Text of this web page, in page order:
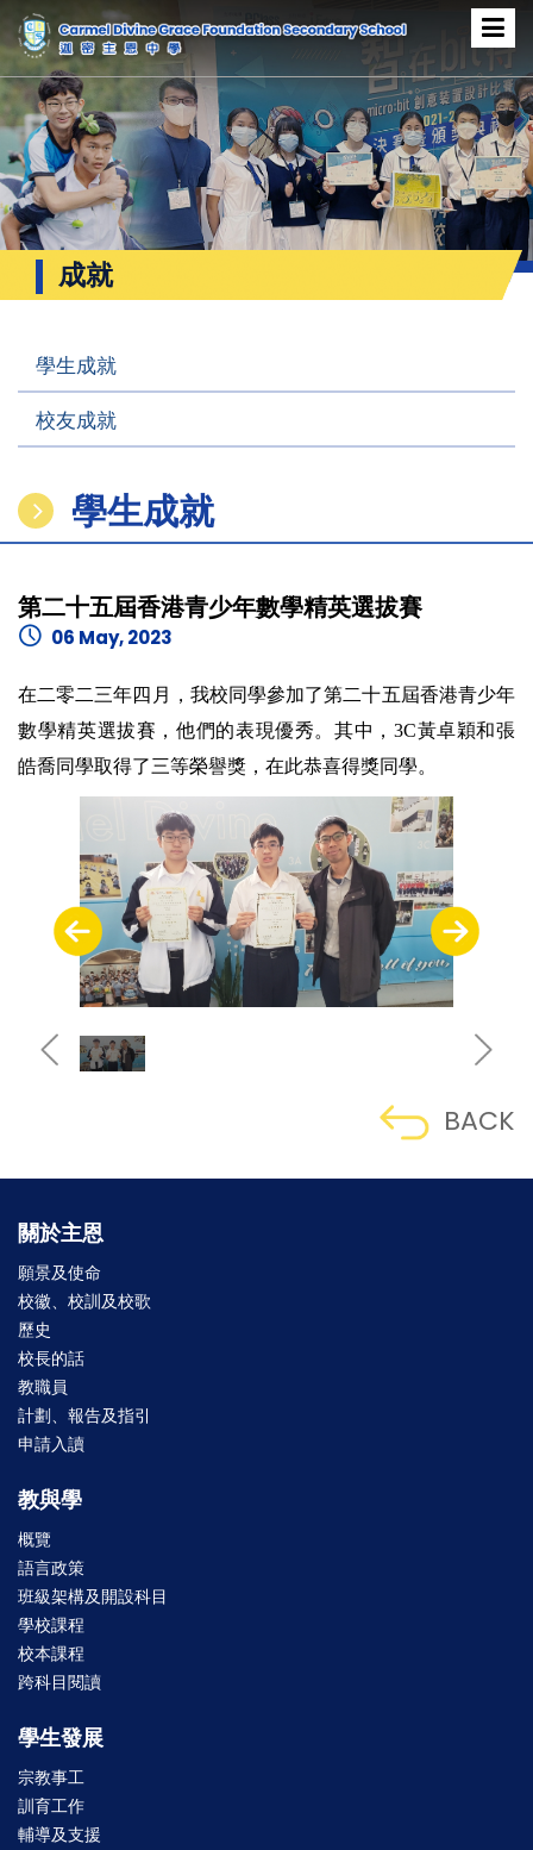
成就
學生成就
校友成就
學生成就
第二十五屆香港青少年數學精英選拔賽
06 May, 2023
在二零二三年四月，我校同學參加了第二十五屆香港青少年
數學精英選拔賽，他們的表現優秀。其中，3C黃卓穎和張
皓喬同學取得了三等榮譽獎，在此恭喜得獎同學。
BACK
關於主恩
願景及使命
校徽、校訓及校歌
歷史
校長的話
教職員
計劃、報告及指引
申請入讀
教與學
概覽
語言政策
班級架構及開設科目
學校課程
校本課程
跨科目閱讀
學生發展
宗教事工
訓育工作
輔導及支援